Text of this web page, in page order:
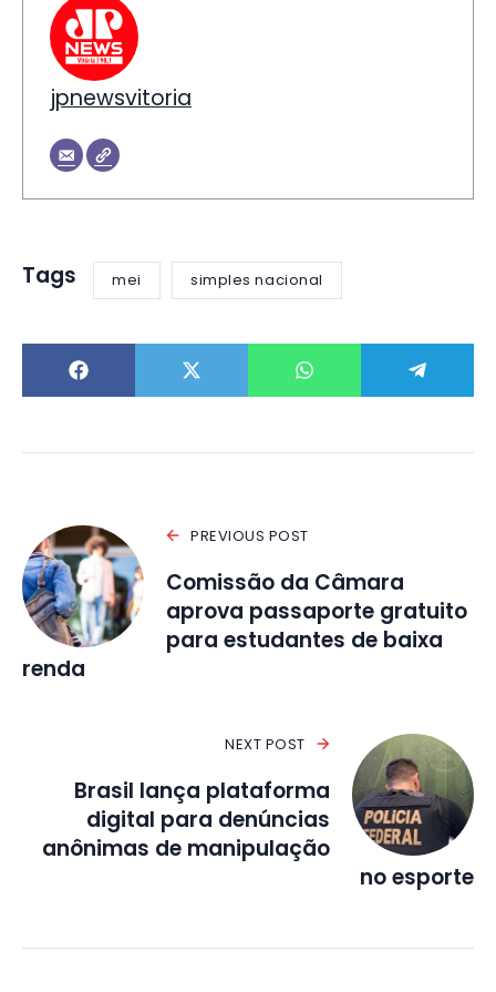
jpnewsvitoria
Tags mei simples nacional
PREVIOUS POST
Comissão da Câmara
aprova passaporte gratuito
para estudantes de baixa
renda
NEXT POST
Brasil lança plataforma
digital para denúncias
anônimas de manipulação
no esporte